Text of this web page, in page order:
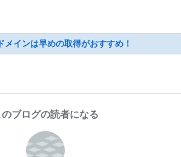
メインは早めの取得がおすすめ！
のブログの読者になる